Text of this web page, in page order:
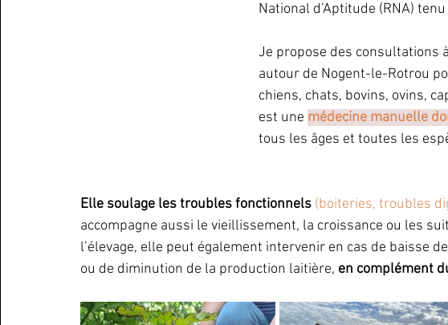
National d’Aptitude (RNA)
Je propose des consultations
autour de Nogent-le-Rotrou
chiens, chats, bovins, ovins,
est une médecine manuelle
tous les âges et toutes les
Elle soulage les troubles fonctionnels (boiteries, troubles
accompagne aussi le vieillissement, la croissance ou les
l’élevage, elle peut également intervenir en cas de baisse
ou de diminution de la production laitière, en complément